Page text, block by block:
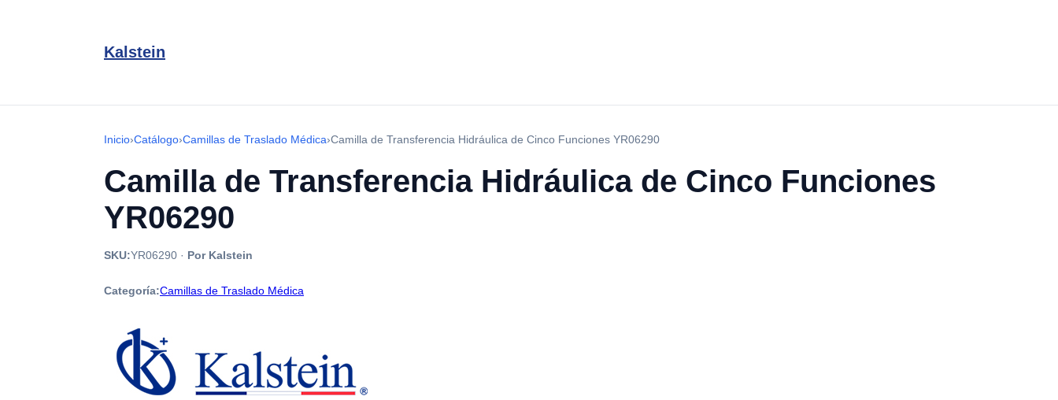
Kalstein
Inicio›Catálogo›Camillas de Traslado Médica›Camilla de Transferencia Hidráulica de Cinco Funciones YR06290
Camilla de Transferencia Hidráulica de Cinco Funciones
YR06290
SKU:YR06290 · Por Kalstein
Categoría:Camillas de Traslado Médica